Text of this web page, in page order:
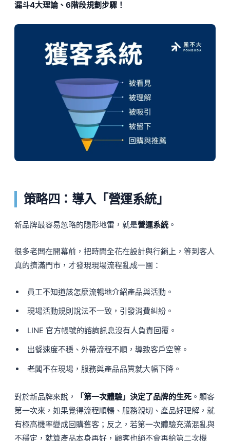
漏斗4大理論、6階段規劃步驟！
策略四：導入「營運系統」
新品牌最容易忽略的隱形地雷，就是營運系統。
很多老闆在開幕前，把時間全花在設計與行銷上，等到客人
真的擠滿門市，才發現現場流程亂成一團：
員工不知道該怎麼流暢地介紹產品與活動。
現場活動規則說法不一致，引發消費糾紛。
LINE 官方帳號的諮詢訊息沒有人負責回覆。
出餐速度不穩、外帶流程不順，導致客戶空等。
老闆不在現場，服務與產品品質就大幅下降。
對於新品牌來說， 「第一次體驗」決定了品牌的生死。顧客
第一次來，如果覺得流程順暢、服務親切、產品好理解，就
有極高機率變成回購舊客；反之，若第一次體驗充滿混亂與
不穩定，就算產品本身再好，顧客也絕不會再給第二次機